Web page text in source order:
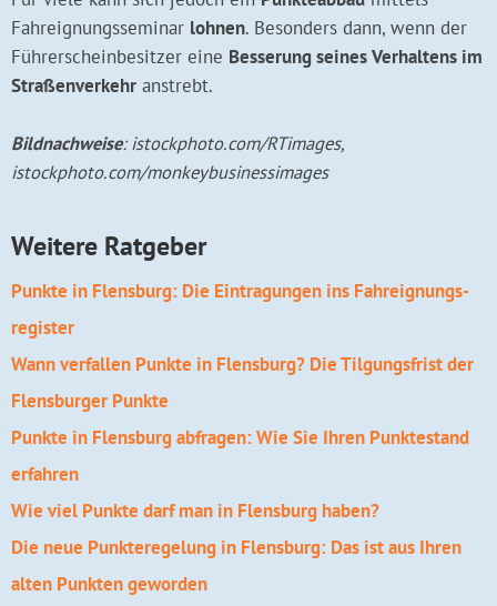
Fahreignungsseminar lohnen. Besonders dann, wenn der
Führerscheinbesitzer eine Besserung seines Verhaltens im
Straßenverkehr anstrebt.
Bildnachweise: istockphoto.com/RTimages,
istockphoto.com/monkeybusinessimages
Weitere Ratgeber
Punkte in Flensburg: Die Eintragungen ins Fahreignungs­
register
Wann verfallen Punkte in Flensburg? Die Tilgungsfrist der
Flensburger Punkte
Punkte in Flensburg abfragen: Wie Sie Ihren Punktestand
erfahren
Wie viel Punkte darf man in Flensburg haben?
Die neue Punkteregelung in Flensburg: Das ist aus Ihren
alten Punkten geworden